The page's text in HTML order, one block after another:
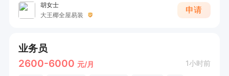
胡女士
大王椰全屋易装
申请
业务员
2600-6000 元/月 1小时前